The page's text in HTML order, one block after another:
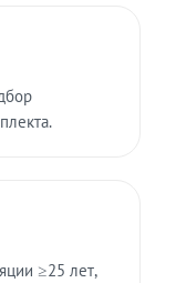
≥25 лет,